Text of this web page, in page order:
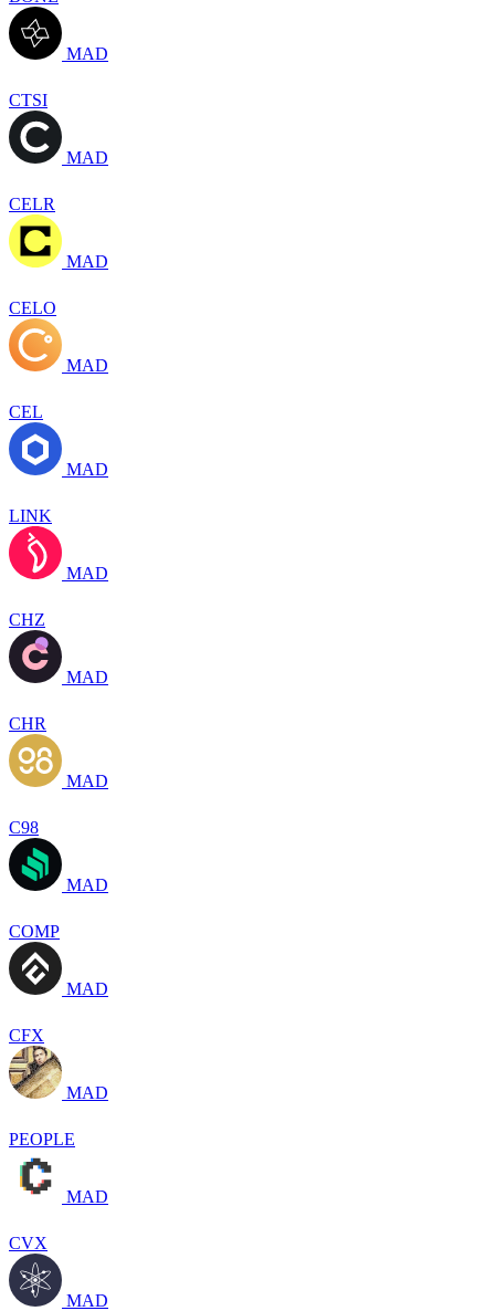
MAD
CTSI
MAD
CELR
MAD
CELO
MAD
CEL
MAD
LINK
MAD
CHZ
MAD
CHR
MAD
C98
MAD
COMP
MAD
CFX
MAD
PEOPLE
MAD
CVX
MAD